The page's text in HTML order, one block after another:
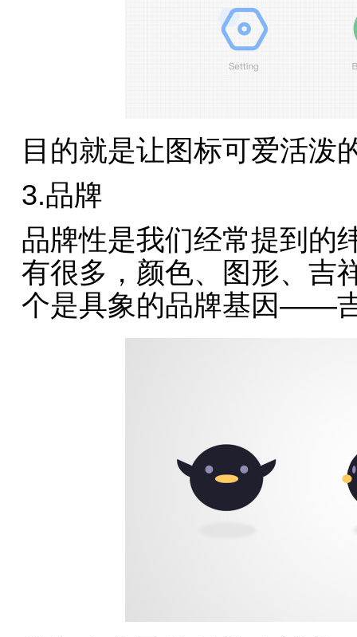
目的就是让图标可爱活泼
3.品牌
品牌性是我们经常提到的
有很多，颜色、图形、吉
个是具象的品牌基因——